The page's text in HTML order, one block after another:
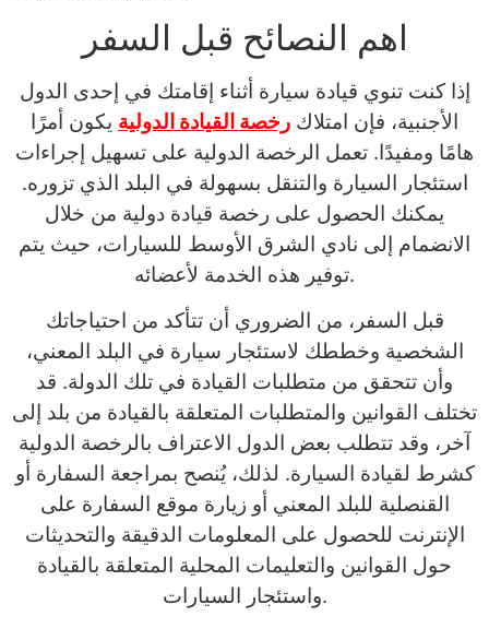
اهم النصائح قبل السفر
إذا كنت تنوي قيادة سيارة أثناء إقامتك في إحدى الدول
الأجنبية، فإن امتلاك رخصة القيادة الدولية يكون أمرًا
هامًا ومفيدًا. تعمل الرخصة الدولية على تسهيل إجراءات
استئجار السيارة والتنقل بسهولة في البلد الذي تزوره.
يمكنك الحصول على رخصة قيادة دولية من خلال
الانضمام إلى نادي الشرق الأوسط للسيارات، حيث يتم
توفير هذه الخدمة لأعضائه.
قبل السفر، من الضروري أن تتأكد من احتياجاتك
الشخصية وخططك لاستئجار سيارة في البلد المعني،
وأن تتحقق من متطلبات القيادة في تلك الدولة. قد
تختلف القوانين والمتطلبات المتعلقة بالقيادة من بلد إلى
آخر، وقد تتطلب بعض الدول الاعتراف بالرخصة الدولية
كشرط لقيادة السيارة. لذلك، يُنصح بمراجعة السفارة أو
القنصلية للبلد المعني أو زيارة موقع السفارة على
الإنترنت للحصول على المعلومات الدقيقة والتحديثات
حول القوانين والتعليمات المحلية المتعلقة بالقيادة
واستئجار السيارات.